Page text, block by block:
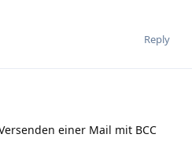
Reply
einer Mail mit BCC